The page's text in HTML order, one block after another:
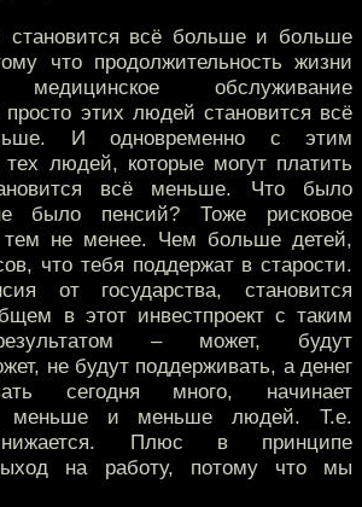
становится всё больше и больше
что продолжительность жизни
медицинское обслуживание
просто этих людей становится всё
И одновременно с этим
людей, которые могут платить
всё меньше. Что было
было пенсий? Тоже рисковое
тем не менее. Чем больше детей,
что тебя поддержат в старости.
от государства, становится
в этот инвестпроект с таким
– может, будут
не будут поддерживать, а денег
сегодня много, начинает
меньше и меньше людей. Т.е.
Плюс в принципе
на работу, потому что мы